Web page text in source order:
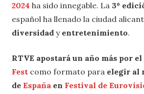
2024 ha sido innegable. La 3º
español ha llenado la ciudad
diversidad y entretenimiento.
RTVE apostará un año más por el
Fest como formato para elegir al
de España en Festival de